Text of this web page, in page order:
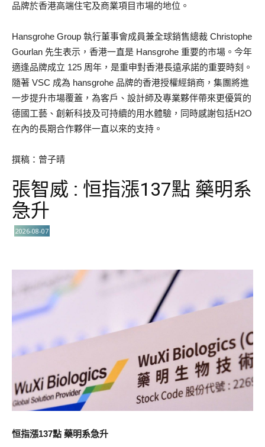
品牌於香港高端住宅及商業項目市場的地位。
Hansgrohe Group 執行董事會成員兼全球銷售總裁 Christophe
Gourlan 先生表示，香港一直是 Hansgrohe 重要的市場。今年
適逢品牌成立 125 周年，是重申對香港長遠承諾的重要時刻。
隨著 VSC 成為 hansgrohe 品牌的香港授權經銷商，集團將進
一步提升市場覆蓋，為客戶、設計師及專業夥伴帶來更優質的
德國工藝、創新科技及可持續的用水體驗，同時感謝包括H2O
在內的長期合作夥伴一直以來的支持。
撰稿：曾子晴
張智威 : 恒指漲137點 藥明系
急升
2026-08-07
恒指漲137點 藥明系急升